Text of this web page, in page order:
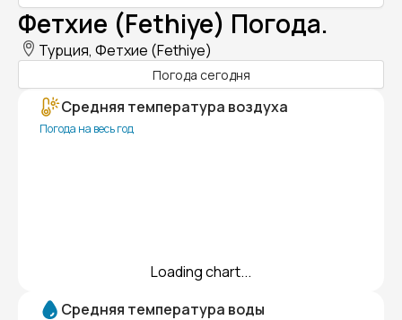
Фетхие (Fethiye) Погода.
Турция, Фетхие (Fethiye)
Погода сегодня
Средняя температура воздуха
Погода на весь год
Loading chart...
Средняя температура воды